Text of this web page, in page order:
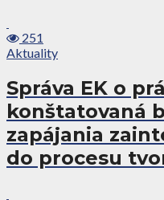
251
Aktuality
Správa EK o
konštatovaná
zapájania
do procesu